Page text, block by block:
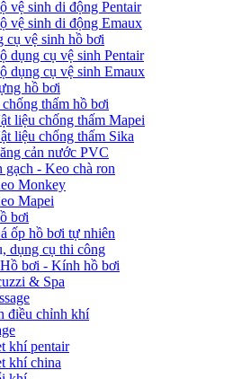
vệ sinh di động Pentair
vệ sinh di động Emaux
cụ vệ sinh hồ bơi
dụng cụ vệ sinh Pentair
dụng cụ vệ sinh Emaux
hồ bơi
thấm hồ bơi
liệu chống thấm Mapei
liệu chống thấm Sika
cản nước PVC
gạch - Keo chà ron
Monkey
Mapei
bơi
ốp hồ bơi tự nhiên
dụng cụ thi công
bơi - Kính hồ bơi
& Spa
điều chỉnh khí
khí pentair
khí china